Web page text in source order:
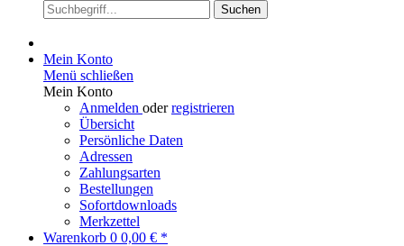
Suchen
Mein Konto
Menü schließen
Mein Konto
Anmelden oderregistrieren
Übersicht
Persönliche Daten
Adressen
Zahlungsarten
Bestellungen
Sofortdownloads
Merkzettel
Warenkorb 0 0,00 € *